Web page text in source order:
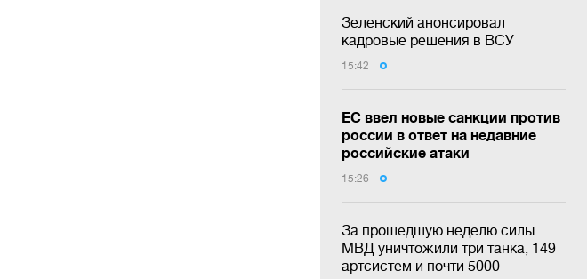
Зеленский анонсировал
кадровые решения в ВСУ
15:42
ЕС ввел новые санкции против
россии в ответ на недавние
российские атаки
15:26
За прошедшую неделю силы
МВД уничтожили три танка, 149
артсистем и почти 5000